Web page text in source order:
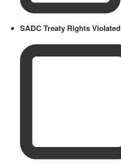
SADC Treaty Rights Violated